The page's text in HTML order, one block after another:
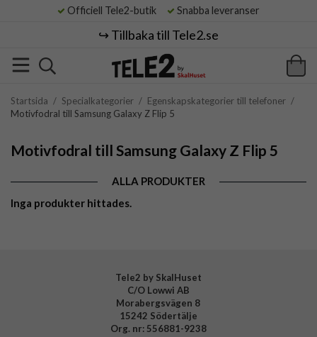
Officiell Tele2-butik Snabba leveranser
↪️ Tillbaka till Tele2.se
Startsida / Specialkategorier / Egenskapskategorier till telefoner /
Motivfodral till Samsung Galaxy Z Flip 5
Motivfodral till Samsung Galaxy Z Flip 5
ALLA PRODUKTER
Inga produkter hittades.
Tele2 by SkalHuset
C/O Lowwi AB
Morabergsvägen 8
15242 Södertälje
Org. nr: 556881-9238